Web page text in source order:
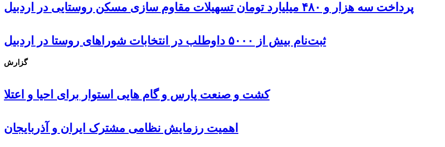
پرداخت سه هزار و ۴۸۰ میلیارد تومان تسهیلات مقاوم سازی مسکن روستایی در اردبیل
ثبت‌نام بیش از ۵۰۰۰ داوطلب در انتخابات شوراهای روستا در اردبیل
گزارش
کشت و صنعت پارس و گام هایی استوار برای احیا و اعتلا
اهمیت رزمایش نظامی مشترک ایران و آذربایجان